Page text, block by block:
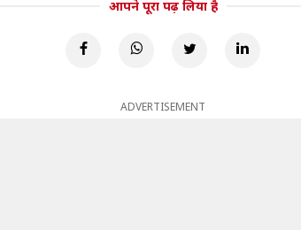
आपने पूरा पढ़ लिया है
ADVERTISEMENT